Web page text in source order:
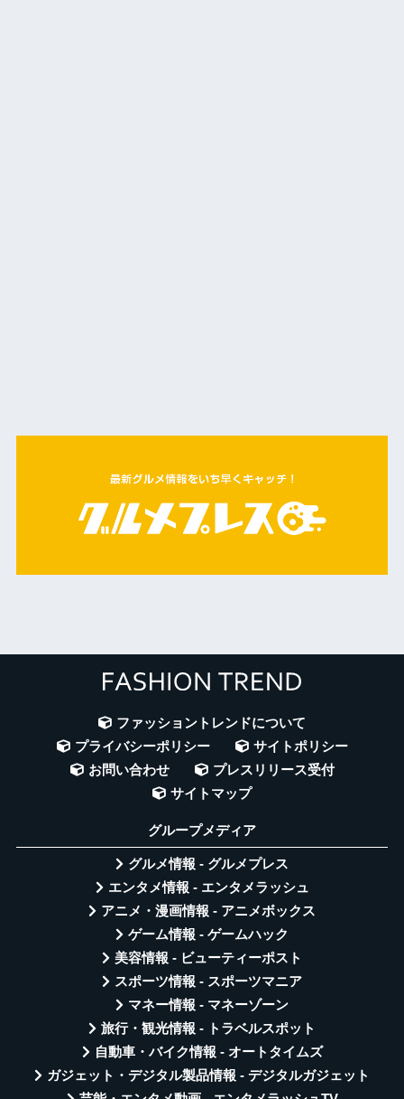
ファッショントレンドについて
プライバシーポリシー
サイトポリシー
お問い合わせ
プレスリリース受付
サイトマップ
グループメディア
グルメ情報 - グルメプレス
エンタメ情報 - エンタメラッシュ
アニメ・漫画情報 - アニメボックス
ゲーム情報 - ゲームハック
美容情報 - ビューティーポスト
スポーツ情報 - スポーツマニア
マネー情報 - マネーゾーン
旅行・観光情報 - トラベルスポット
自動車・バイク情報 - オートタイムズ
ガジェット・デジタル製品情報 - デジタルガジェット